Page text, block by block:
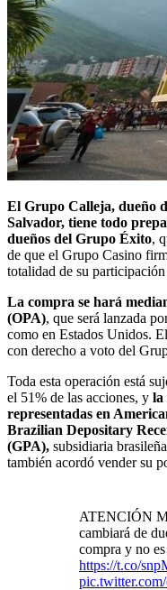
El Grupo Calleja, dueño
Salvador, tiene todo
dueños del Grupo Éxito,
de que el Grupo Casino
totalidad de su
La compra se hará
(OPA), que será lanzada
como en Estados Unidos.
con derecho a voto del
Toda esta operación está
el 51% de las acciones, y la
representadas en
Brazilian Depositary
(GPA), subsidiaria
también acordó vender su
ATENCIÓN
cambiará de
compra y no
https://t.co/